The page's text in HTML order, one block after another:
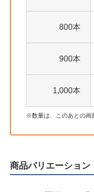
800本
900本
1,000本
数量は、このあとの画
商品バリエーション